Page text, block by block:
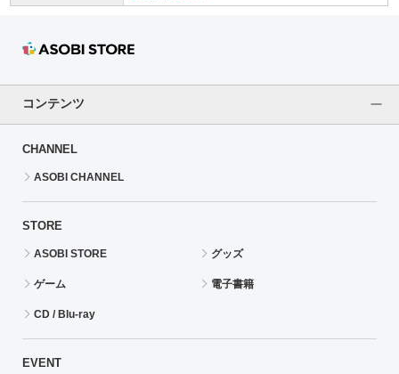
コンテンツ
CHANNEL
ASOBI CHANNEL
STORE
ASOBI STORE グッズ
ゲーム 電子書籍
CD / Blu-ray
EVENT